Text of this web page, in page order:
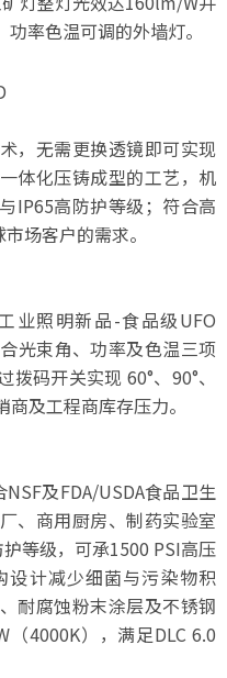
率色温可调的外墙灯。
，无需更换透镜即可实现
体化压铸成型的工艺，机
IP65高防护等级；符合高
场客户的需求。
业照明新品-食品级UFO
光束角、功率及色温三项
码开关实现 60°、90°、
及工程商库存压力。
及FDA/USDA食品卫生
、商用厨房、制药实验室
等级，可承1500 PSI高压
设计减少细菌与污染物积
耐腐蚀粉末涂层及不锈钢
4000K），满足DLC 6.0